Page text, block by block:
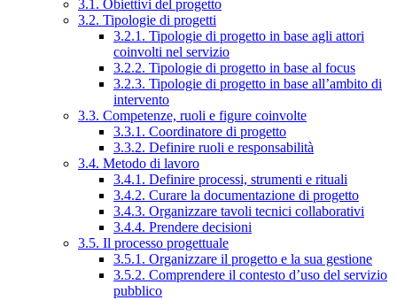
3.1. Obiettivi del progetto
3.2. Tipologie di progetti
3.2.1. Tipologie di progetto in base agli attori
coinvolti nel servizio
3.2.2. Tipologie di progetto in base al focus
3.2.3. Tipologie di progetto in base all’ambito di
intervento
3.3. Competenze, ruoli e figure coinvolte
3.3.1. Coordinatore di progetto
3.3.2. Definire ruoli e responsabilità
3.4. Metodo di lavoro
3.4.1. Definire processi, strumenti e rituali
3.4.2. Curare la documentazione di progetto
3.4.3. Organizzare tavoli tecnici collaborativi
3.4.4. Prendere decisioni
3.5. Il processo progettuale
3.5.1. Organizzare il progetto e la sua gestione
3.5.2. Comprendere il contesto d’uso del servizio
pubblico